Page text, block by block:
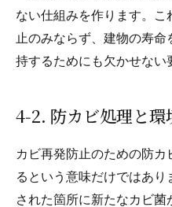
ない仕組みを作ります。
止のみならず、建物の寿
持するためにも欠かせない
4‑2. 防カビ処理と
カビ再発防止のための防
るという意味だけではあ
された箇所に新たなカビ菌